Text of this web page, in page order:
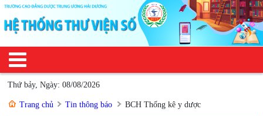
Thứ bảy, Ngày: 08/08/2026
Trang chủ Tin thông báo BCH Thống kê y dược